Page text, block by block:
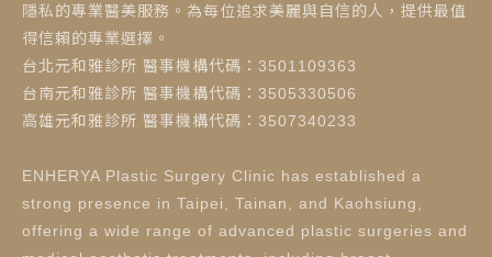
隱私的專業醫美服務。為每位追求美麗與自信的人，提供最值
得信賴的專業選擇。
台北元和雅診所 醫事機構代碼：3501109363
台南元和雅診所 醫事機構代碼：3505330506
高雄元和雅診所 醫事機構代碼：3507340233
ENHERYA Plastic Surgery Clinic has established a
strong presence in Taipei, Tainan, and Kaohsiung,
offering a wide range of advanced plastic surgeries and